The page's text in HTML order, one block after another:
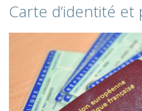
Carte d’identité